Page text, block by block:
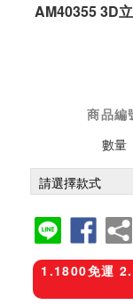
AM40355 3D
商品編
數量
1.1800免運